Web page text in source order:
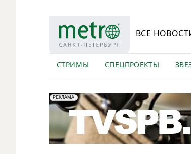
ВСЕ
СТРИМЫ СПЕЦПРОЕКТЫ
erid: LdtCK5Efv
РЕКЛАМА
АО "ГАТР", ИНН: 7841320717